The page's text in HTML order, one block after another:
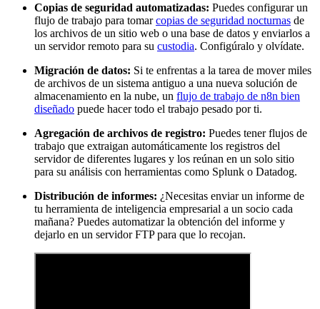
Copias de seguridad automatizadas: Puedes configurar un
flujo de trabajo para tomarcopias de seguridad nocturnas de
los archivos de un sitio web o una base de datos y enviarlos a
un servidor remoto para su custodia. Configúralo y olvídate.
Migración de datos: Si te enfrentas a la tarea de mover miles
de archivos de un sistema antiguo a una nueva solución de
almacenamiento en la nube, un flujo de trabajo de n8n bien
diseñado puede hacer todo el trabajo pesado por ti.
Agregación de archivos de registro: Puedes tener flujos de
trabajo que extraigan automáticamente los registros del
servidor de diferentes lugares y los reúnan en un solo sitio
para su análisis con herramientas como Splunk o Datadog.
Distribución de informes: ¿Necesitas enviar un informe de
tu herramienta de inteligencia empresarial a un socio cada
mañana? Puedes automatizar la obtención del informe y
dejarlo en un servidor FTP para que lo recojan.